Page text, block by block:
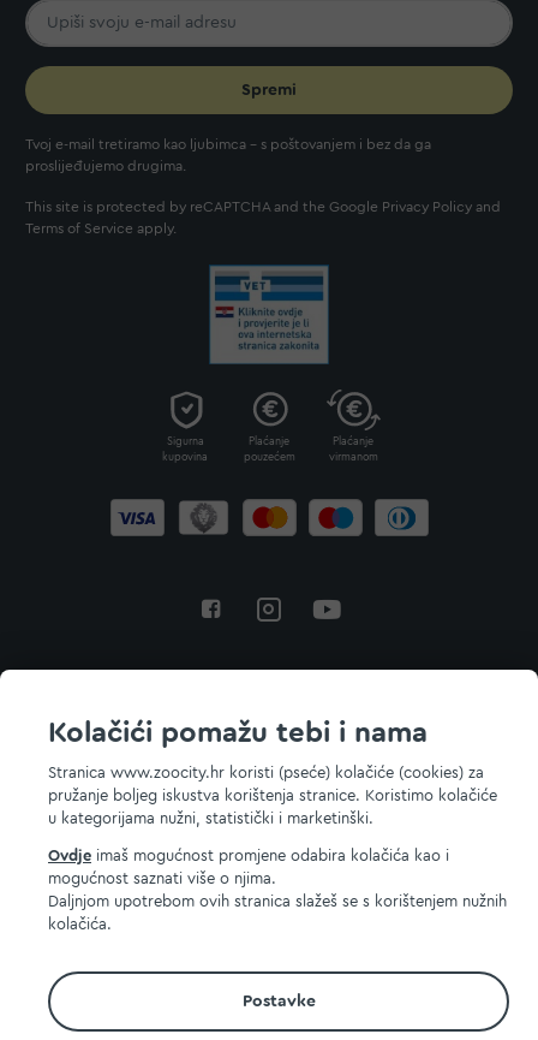
Kolačići pomažu tebi i nama
Stranica www.zoocity.hr koristi (pseće) kolačiće (cookies) za
pružanje boljeg iskustva korištenja stranice. Koristimo kolačiće
u kategorijama nužni, statistički i marketinški.
Ovdje imaš mogućnost promjene odabira kolačića kao i
mogućnost saznati više o njima.
Daljnjom upotrebom ovih stranica slažeš se s korištenjem nužnih
kolačića.
Postavke
Spremi
Tvoj e-mail tretiramo kao ljubimca - s poštovanjem i bez da ga
proslijeđujemo drugima.
This site is protected by reCAPTCHA and the Google Privacy Policy and
Terms of Service apply.
Sigurna
kupovina
Plaćanje
pouzećem
Plaćanje
virmanom
© 2026 ZOOCITY. Sva prava zadržana.